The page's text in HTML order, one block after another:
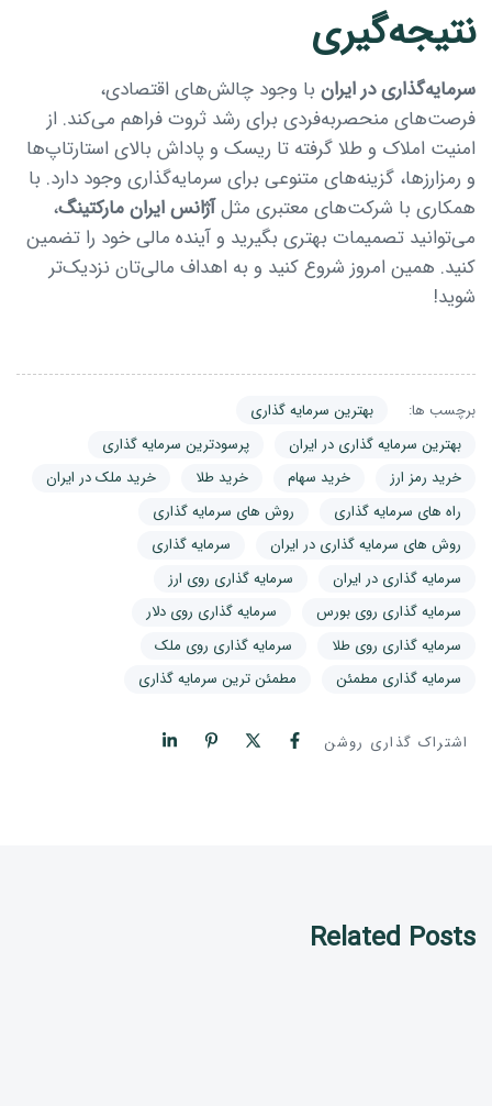
نتیجه‌گیری
سرمایه‌گذاری در ایران با وجود چالش‌های اقتصادی،
فرصت‌های منحصربه‌فردی برای رشد ثروت فراهم می‌کند. از
امنیت املاک و طلا گرفته تا ریسک و پاداش بالای استارتاپ‌ها
و رمزارزها، گزینه‌های متنوعی برای سرمایه‌گذاری وجود دارد. با
همکاری با شرکت‌های معتبری مثلآژانس ایران مارکتینگ،
می‌توانید تصمیمات بهتری بگیرید و آینده مالی خود را تضمین
کنید. همین امروز شروع کنید و به اهداف مالی‌تان نزدیک‌تر
شوید!
برچسب ها:
بهترین سرمایه گذاری
بهترین سرمایه گذاری در ایران
پرسودترین سرمایه گذاری
خرید رمز ارز
خرید سهام خرید طلا
خرید ملک در ایران
راه های سرمایه گذاری
روش های سرمایه گذاری
روش های سرمایه گذاری در ایران
سرمایه گذاری
سرمایه گذاری در ایران
سرمایه گذاری روی ارز
سرمایه گذاری روی بورس
سرمایه گذاری روی دلار
سرمایه گذاری روی طلا
سرمایه گذاری روی ملک
سرمایه گذاری مطمئن
مطمئن ترین سرمایه گذاری
اشتراک گذاری روشن
Related Posts